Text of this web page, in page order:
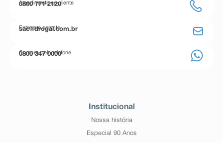
Atendimento ao cliente
0800 771 2120
Entre em contato
sac@drogal.com.br
Compre pelo telefone
0800 347 0000
Institucional
Nossa história
Especial 90 Anos